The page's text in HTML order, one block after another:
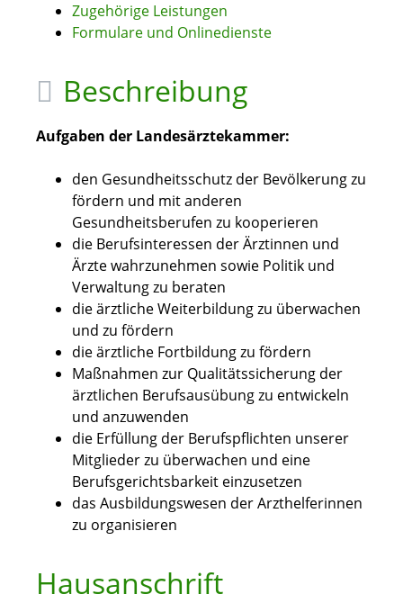
Zugehörige Leistungen
Formulare und Onlinedienste
Beschreibung
Aufgaben der Landesärztekammer:
den Gesundheitsschutz der Bevölkerung zu
fördern und mit anderen
Gesundheitsberufen zu kooperieren
die Berufsinteressen der Ärztinnen und
Ärzte wahrzunehmen sowie Politik und
Verwaltung zu beraten
die ärztliche Weiterbildung zu überwachen
und zu fördern
die ärztliche Fortbildung zu fördern
Maßnahmen zur Qualitätssicherung der
ärztlichen Berufsausübung zu entwickeln
und anzuwenden
die Erfüllung der Berufspflichten unserer
Mitglieder zu überwachen und eine
Berufsgerichtsbarkeit einzusetzen
das Ausbildungswesen der Arzthelferinnen
zu organisieren
Hausanschrift